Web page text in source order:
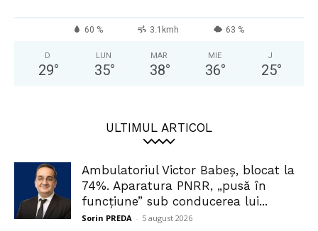
60 % 3.1kmh 63 %
D
29°
LUN
35°
MAR
38°
MIE
36°
J
25°
ULTIMUL ARTICOL
Ambulatoriul Victor Babeș, blocat la
74%. Aparatura PNRR, „pusă în
funcțiune” sub conducerea lui...
Sorin PREDA - 5 august 2026